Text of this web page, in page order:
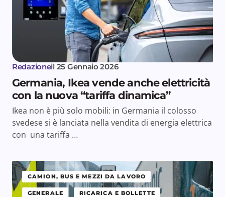
Redazioneil 25 Gennaio 2026
Germania, Ikea vende anche elettricità
con la nuova “tariffa dinamica”
Ikea non è più solo mobili: in Germania il colosso
svedese si è lanciata nella vendita di energia elettrica
con una tariffa …
CAMION, BUS E MEZZI DA LAVORO
GENERALE RICARICA E BOLLETTE